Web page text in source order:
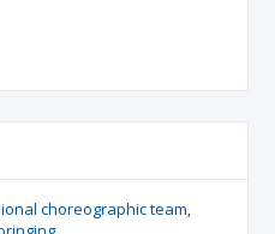
choreographic team